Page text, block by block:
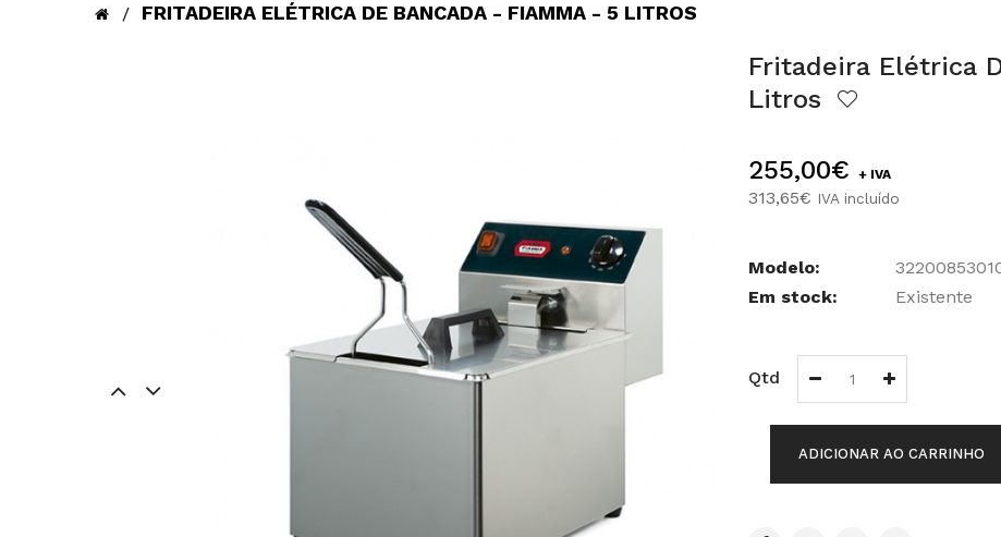
FRITADEIRA ELÉTRICA DE BANCADA - FIAMMA - 5 LITROS
Fritadeira Elétrica
Litros
255,00€ + IVA
313,65€ IVA incluído
Modelo:
Em stock:
Existente
Qtd
ADICIONAR AO CARRINHO